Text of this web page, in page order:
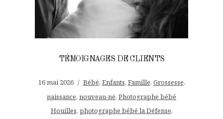
TÉMOIGNAGES DE CLIENTS
16 mai 2026 Bébé, Enfants, Famille, Grossesse,
naissance, nouveau-né, Photographe bébé
Houilles, photographe bébé la Défense,